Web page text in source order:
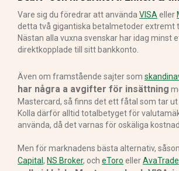
Vare sig du föredrar att använda VISA eller
detta två gigantiska betalmetoder extremt
Nästan alla vuxna svenskar har idag minst
direktkopplade till sitt bankkonto.
Även om framstående sajter som
har några a avgifter för insättning
Mastercard, så finns det ett fåtal som tar
Kolla därför alltid totalbetyget för
använda, då det varnas för oskäliga
Men för marknadens bästa alternativ,
Capital , NS Broker, och eToro ellerAvaTrade